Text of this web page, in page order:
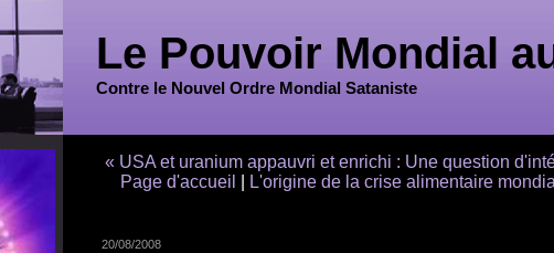
Le Pouvoir Mondial
Contre le Nouvel Ordre Mondial Sataniste
« USA et uranium appauvri et enrichi : Une question
Page d'accueil
L'origine de la crise alimentaire
20/08/2008